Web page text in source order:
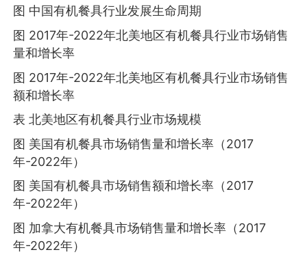
图 中国有机餐具行业发展生命周期
图 2017年-2022年北美地区有机餐具行业市场销售
量和增长率
图 2017年-2022年北美地区有机餐具行业市场销售
额和增长率
表 北美地区有机餐具行业市场规模
图 美国有机餐具市场销售量和增长率（2017
年-2022年）
图 美国有机餐具市场销售额和增长率（2017
年-2022年）
图 加拿大有机餐具市场销售量和增长率（2017
年-2022年）